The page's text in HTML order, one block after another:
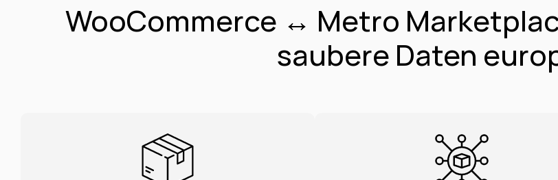
WooCommerce ↔ Metro
saubere Daten